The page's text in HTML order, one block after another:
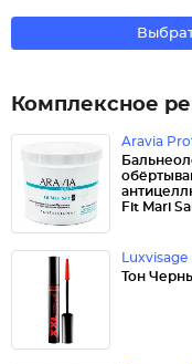
Комплексное
Aravia
Fit Mari
Luxvisage
Тон